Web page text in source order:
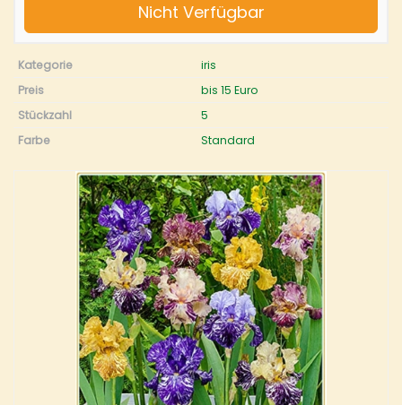
Nicht Verfügbar
Kategorie
iris
Preis
bis 15 Euro
Stückzahl
5
Farbe
Standard